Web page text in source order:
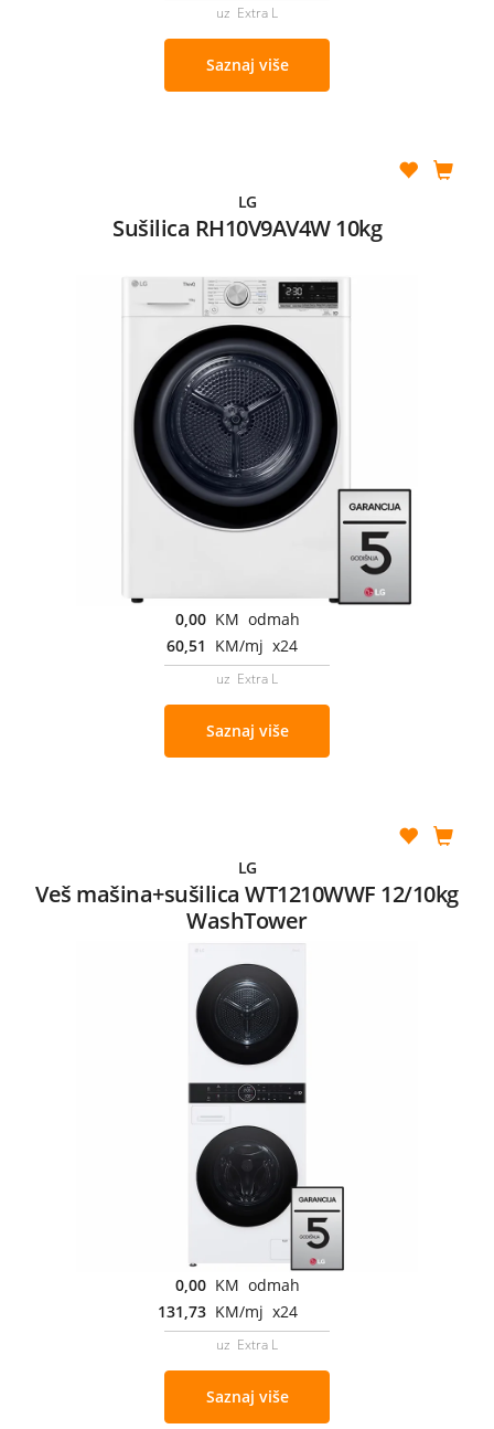
uz Extra L
Saznaj više
LG
Sušilica RH10V9AV4W 10kg
0,00 KM odmah
60,51 KM/mj x24
uz Extra L
Saznaj više
LG
Veš mašina+sušilica WT1210WWF 12/10kg
WashTower
0,00 KM odmah
131,73 KM/mj x24
uz Extra L
Saznaj više